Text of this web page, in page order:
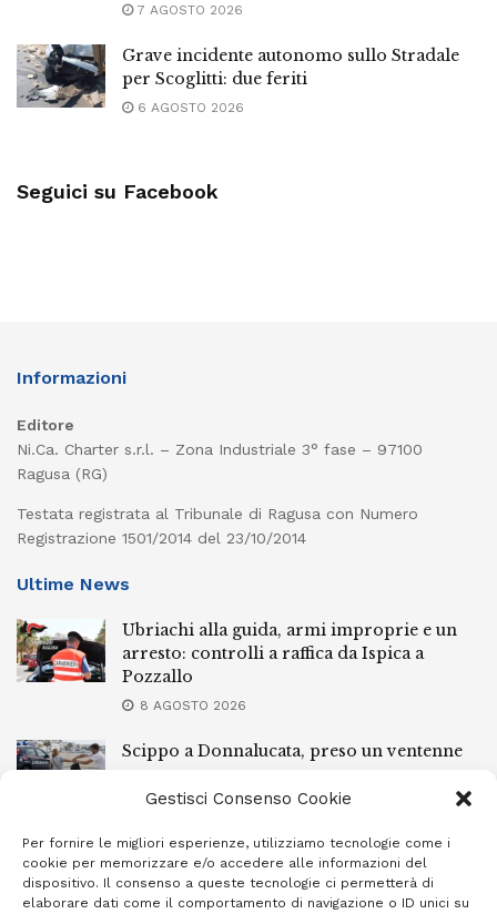
Gestisci Consenso Cookie
Per fornire le migliori esperienze, utilizziamo tecnologie come i
cookie per memorizzare e/o accedere alle informazioni del
dispositivo. Il consenso a queste tecnologie ci permetterà di
elaborare dati come il comportamento di navigazione o ID unici su
7 AGOSTO 2026
Grave incidente autonomo sullo Stradale
per Scoglitti: due feriti
6 AGOSTO 2026
Seguici su Facebook
Informazioni
Editore
Ni.Ca. Charter s.r.l. – Zona Industriale 3° fase – 97100
Ragusa (RG)
Testata registrata al Tribunale di Ragusa con Numero
Registrazione 1501/2014 del 23/10/2014
Ultime News
Ubriachi alla guida, armi improprie e un
arresto: controlli a raffica da Ispica a
Pozzallo
8 AGOSTO 2026
Scippo a Donnalucata, preso un ventenne
8 AGOSTO 2026
Ragusa, arrestato perché non rispettava le
prescrizioni di stare lontano dalla casa
familiare